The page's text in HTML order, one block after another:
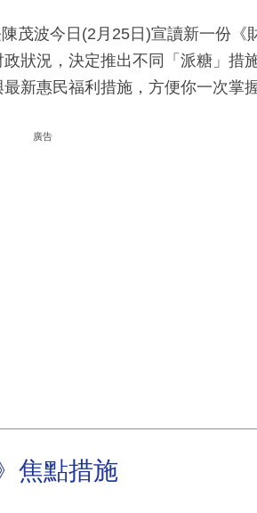
茂波今日(2月25日)宣讀新一份《
狀況，決定推出不同「派糖」措
新惠民福利措施，方便你一次掌握
廣告
焦點措施